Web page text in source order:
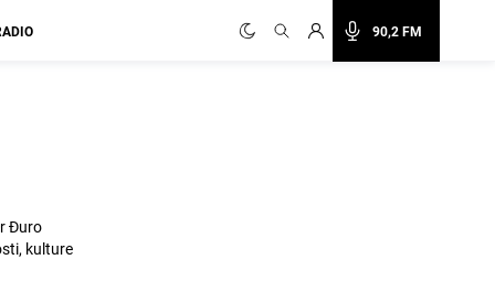
90,2 FM
Đuro
kulture